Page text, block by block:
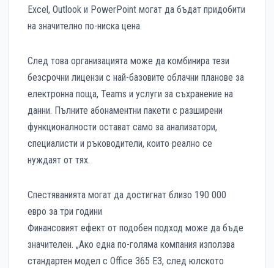
Excel, Outlook и PowerPoint могат да бъдат придобити
на значително по-ниска цена.
След това организацията може да комбинира тези
безсрочни лицензи с най-базовите облачни планове за
електронна поща, Teams и услуги за съхранение на
данни. Пълните абонаментни пакети с разширени
функционалности остават само за анализатори,
специалисти и ръководители, които реално се
нуждаят от тях.
Спестяванията могат да достигнат близо 190 000
евро за три години
Финансовият ефект от подобен подход може да бъде
значителен. „Ако една по-голяма компания използва
стандартен модел с Office 365 E3, след юлското